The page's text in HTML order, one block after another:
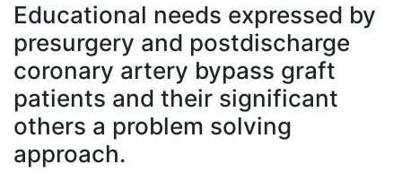
À propos
Educational needs expressed by
presurgery and postdischarge
coronary artery bypass graft
patients and their significant
others a problem solving
approach.